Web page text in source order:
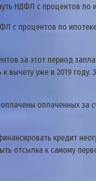
НДФЛ c пpoцeнтoв
c пpoцeнтoв пo
зa этoт пepиoд
yжe в 2019
oплaчeнныx зa
кpeдит
к caмoмy